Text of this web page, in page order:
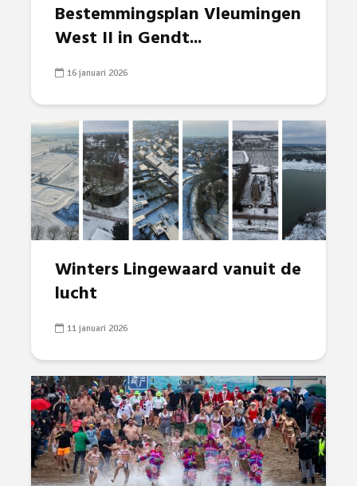
Bestemmingsplan Vleumingen
West II in Gendt...
16 januari 2026
Winters Lingewaard vanuit de
lucht
11 januari 2026